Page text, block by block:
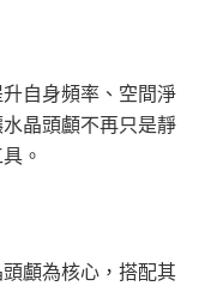
自身頻率、空間淨
晶頭顱不再只是靜
。
顱為核心，搭配其